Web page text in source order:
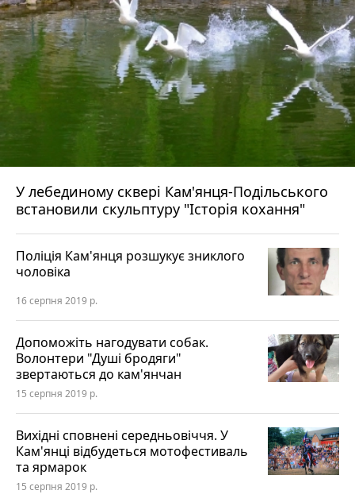
У лебединому сквері Кам'янця-Подільського
встановили скульптуру "Історія кохання"
Поліція Кам'янця розшукує зниклого
чоловіка
16 серпня 2019 р.
Допоможіть нагодувати собак.
Волонтери "Душі бродяги"
звертаються до кам'янчан
15 серпня 2019 р.
Вихідні сповнені середньовіччя. У
Кам'янці відбудеться мотофестиваль
та ярмарок
15 серпня 2019 р.